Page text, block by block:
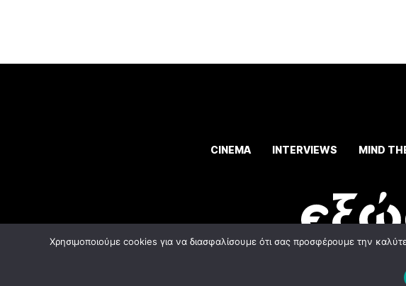
CINEMA INTERVIEWS MIND
© 2023 Εxostispress -
Χρησιμοποιούμε cookies για να διασφαλίσουμε ότι σας προσφέρουμε την